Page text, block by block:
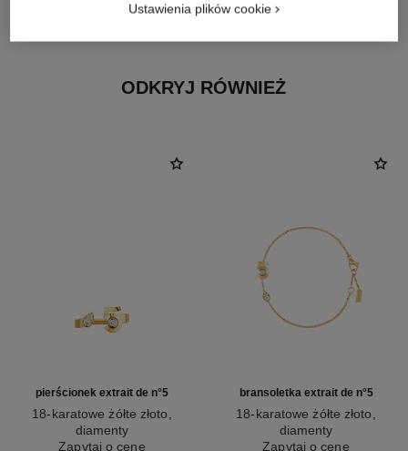
18-karatowe żółte złoto
ODKRYJ RÓWNIEŻ
pierścionek extrait de n°5
18-karatowe żółte złoto,
diamenty
Nr ref. J12905Zapytaj o cenę
bransoletka extrait de n°5
18-karatowe żółte złoto,
diamenty
Nr ref. J12906Zapytaj o cenę
Ustawienia plików cookie